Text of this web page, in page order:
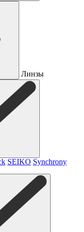
Линзы
SEIKO Synchrony